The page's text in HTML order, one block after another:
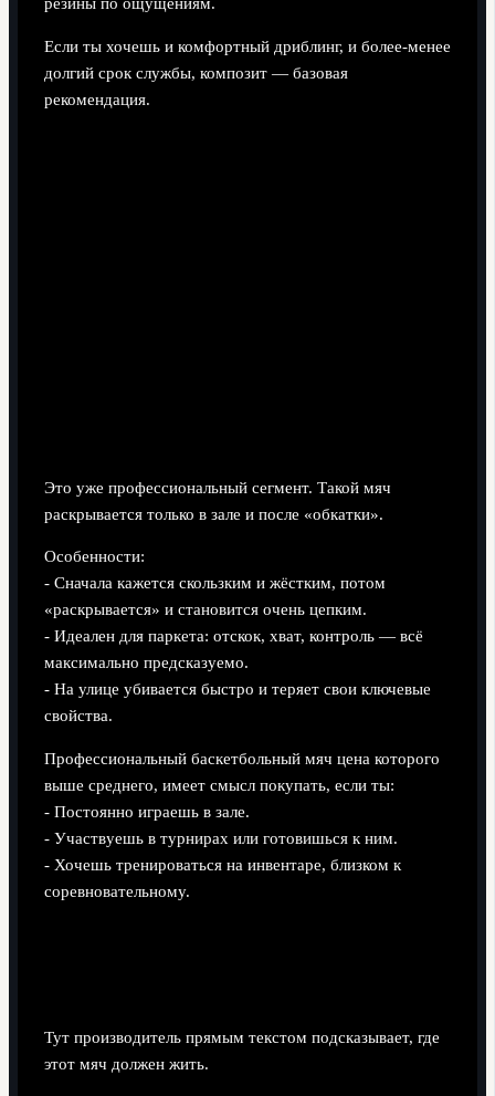
резины по ощущениям.
Если ты хочешь и комфортный дриблинг, и более-менее
долгий срок службы, композит — базовая
рекомендация.
Это уже профессиональный сегмент. Такой мяч
раскрывается только в зале и после «обкатки».
Особенности:
- Сначала кажется скользким и жёстким, потом
«раскрывается» и становится очень цепким.
- Идеален для паркета: отскок, хват, контроль — всё
максимально предсказуемо.
- На улице убивается быстро и теряет свои ключевые
свойства.
Профессиональный баскетбольный мяч цена которого
выше среднего, имеет смысл покупать, если ты:
- Постоянно играешь в зале.
- Участвуешь в турнирах или готовишься к ним.
- Хочешь тренироваться на инвентаре, близком к
соревновательному.
Тут производитель прямым текстом подсказывает, где
этот мяч должен жить.